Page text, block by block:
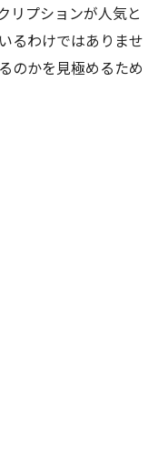
リプションが人気と
るわけではありませ
のかを見極めるため